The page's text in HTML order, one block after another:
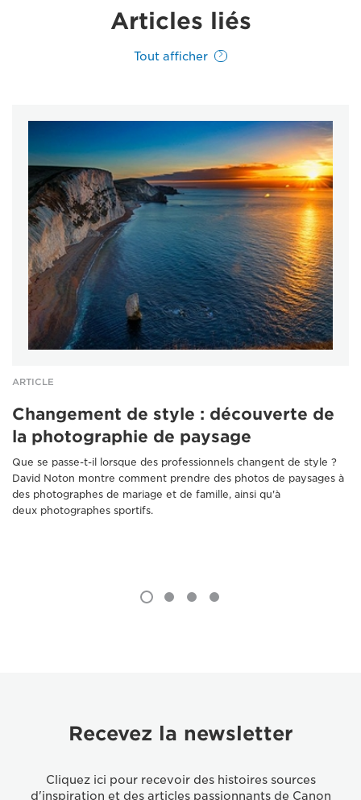
Articles liés
Tout afficher
ARTICLE
Changement de style : découverte de
la photographie de paysage
Que se passe-t-il lorsque des professionnels changent de style ?
David Noton montre comment prendre des photos de paysages à
des photographes de mariage et de famille, ainsi qu'à
deux photographes sportifs.
Recevez la newsletter
Cliquez ici pour recevoir des histoires sources
d'inspiration et des articles passionnants de Canon